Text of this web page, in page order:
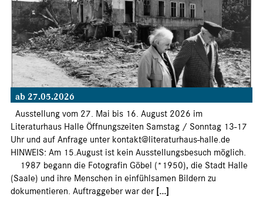
ab 27.05.2026
Ausstellung vom 27. Mai bis 16. August 2026 im
Literaturhaus Halle Öffnungszeiten Samstag / Sonntag 13-17
Uhr und auf Anfrage unter kontakt@literaturhaus-halle.de
HINWEIS: Am 15.August ist kein Ausstellungsbesuch möglich.
1987 begann die Fotografin Göbel (*1950), die Stadt Halle
(Saale) und ihre Menschen in einfühlsamen Bildern zu
dokumentieren. Auftraggeber war der [...]